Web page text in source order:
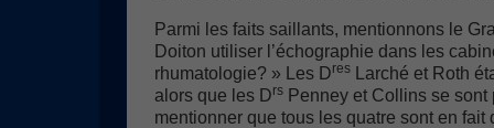
Parmi les faits saillants, mentionnons le
Doiton utiliser l’échographie dans les
rhumatologie? » Les Dres
Larché et Roth
alors que les Drs Penney et Collins se sont
mentionner que tous les quatre sont en